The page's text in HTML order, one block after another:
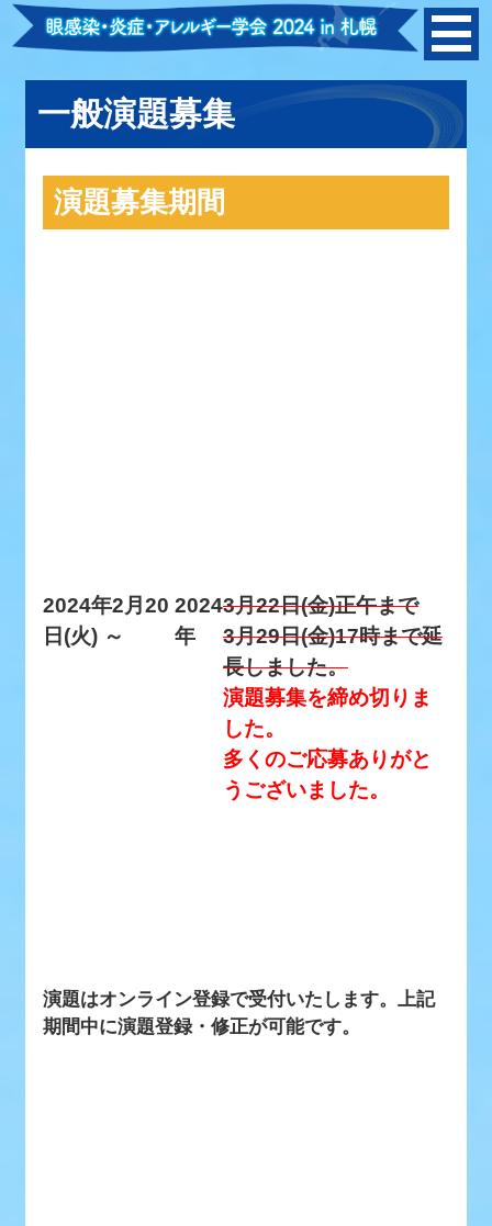
一般演題募集
演題募集期間
2024年2月20
日(火) ～
2024
年
3月22日(金)正午まで
3月29日(金)17時まで延
長しました。
演題募集を締め切りま
した。
多くのご応募ありがと
うございました。
演題はオンライン登録で受付いたします。上記
期間中に演題登録・修正が可能です。